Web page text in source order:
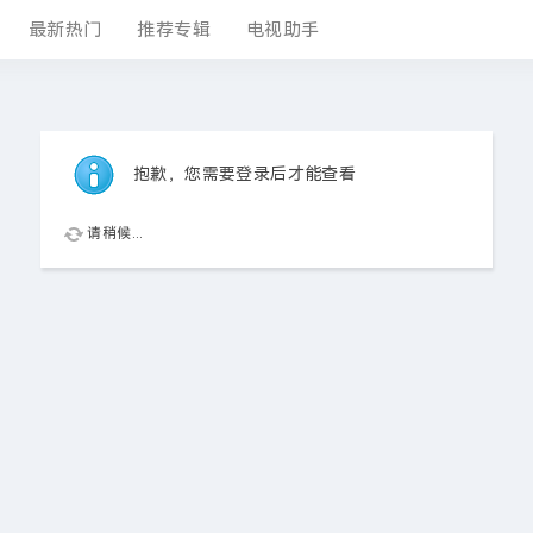
最新热门 推荐专辑 电视助手
抱歉，您需要登录后才能查看
请稍候...